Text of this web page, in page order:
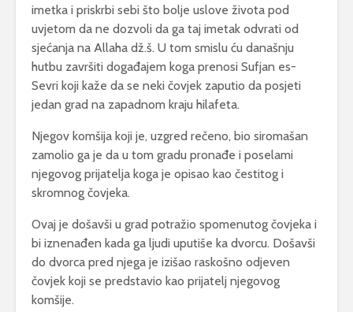
imetka i priskrbi sebi što bolje uslove života pod
uvjetom da ne dozvoli da ga taj imetak odvrati od
sjećanja na Allaha dž.š. U tom smislu ću današnju
hutbu završiti događajem koga prenosi Sufjan es-
Sevri koji kaže da se neki čovjek zaputio da posjeti
jedan grad na zapadnom kraju hilafeta.
Njegov komšija koji je, uzgred rečeno, bio siromašan
zamolio ga je da u tom gradu pronađe i poselami
njegovog prijatelja koga je opisao kao čestitog i
skromnog čovjeka.
Ovaj je došavši u grad potražio spomenutog čovjeka i
bi iznenađen kada ga ljudi uputiše ka dvorcu. Došavši
do dvorca pred njega je izišao raskošno odjeven
čovjek koji se predstavio kao prijatelj njegovog
komšije.